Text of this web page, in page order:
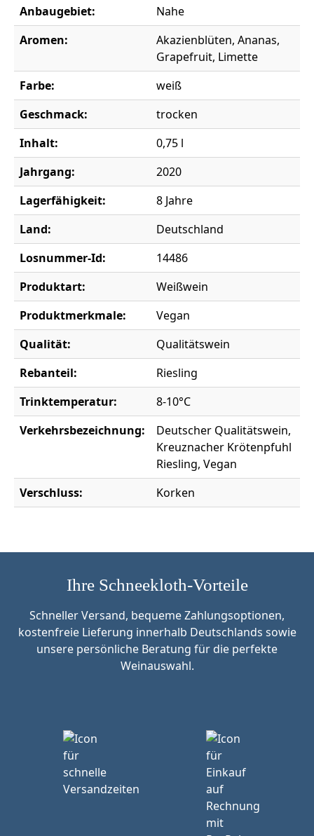
Anbaugebiet:
Nahe
Aromen:
Akazienblüten, Ananas,
Grapefruit, Limette
Farbe:
weiß
Geschmack:
trocken
Inhalt:
0,75 l
Jahrgang:
2020
Lagerfähigkeit:
8 Jahre
Land:
Deutschland
Losnummer-Id:
14486
Produktart:
Weißwein
Produktmerkmale:
Vegan
Qualität:
Qualitätswein
Rebanteil:
Riesling
Trinktemperatur:
8-10°C
Verkehrsbezeichnung:
Deutscher Qualitätswein,
Kreuznacher Krötenpfuhl
Riesling, Vegan
Verschluss:
Korken
Ihre Schneekloth-Vorteile
Schneller Versand, bequeme Zahlungsoptionen,
kostenfreie Lieferung innerhalb Deutschlands sowie
unsere persönliche Beratung für die perfekte
Weinauswahl.